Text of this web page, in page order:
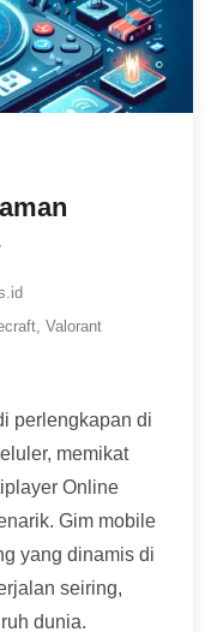
, Valorant
perlengkapan di
memikat
Online
Gim mobile
yang dinamis di
seiring,
dunia.